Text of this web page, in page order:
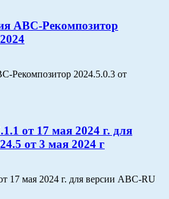
АВС-Рекомпозитор
Рекомпозитор 2024.5.0.3 от
от 17 мая 2024 г. для
от 3 мая 2024 г
17 мая 2024 г. для версии АВС-RU